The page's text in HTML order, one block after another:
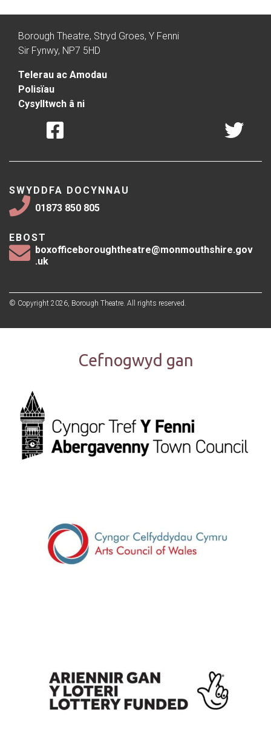
Borough Theatre, Stryd Groes, Y Fenni
Sir Fynwy, NP7 5HD
Telerau ac Amodau
Polisïau
Cysylltwch â ni
SWYDDFA DOCYNNAU
01873 850 805
EBOST
boxofficeboroughtheatre@monmouthshire.gov
.uk
© Copyright 2026, Borough Theatre. All rights reserved.
Cefnogwyd gan